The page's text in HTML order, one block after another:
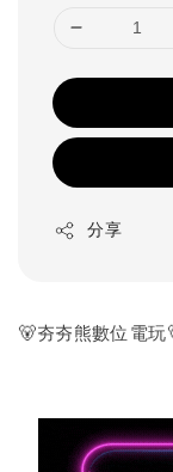
分享
🐻夯夯熊數位電玩